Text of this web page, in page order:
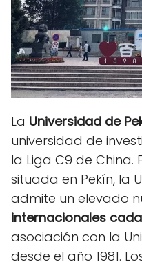
La Universidad de
universidad de
la Liga C9 de China.
situada en Pekín, la
admite un elevado
internacionales
asociación con la
desde el año 1981.